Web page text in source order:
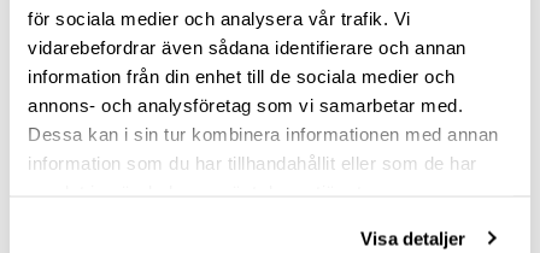
för sociala medier och analysera vår trafik. Vi
vidarebefordrar även sådana identifierare och annan
information från din enhet till de sociala medier och
annons- och analysföretag som vi samarbetar med.
Dessa kan i sin tur kombinera informationen med annan
information som du har tillhandahållit eller som de har
Visa detaljer